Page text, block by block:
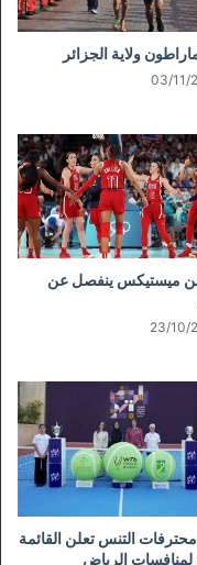
ولاية الجزائر
03/11/
ميستيكس ينفصل عن
23/10/
التنس تعلن القائمة
لمنافسات الرياض